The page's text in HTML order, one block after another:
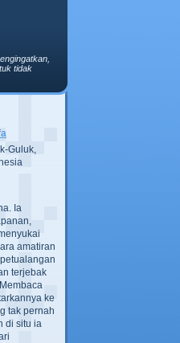
tidak
Guluk,
Ia
amatiran
terjebak
ke
tak pernah
di situ ia